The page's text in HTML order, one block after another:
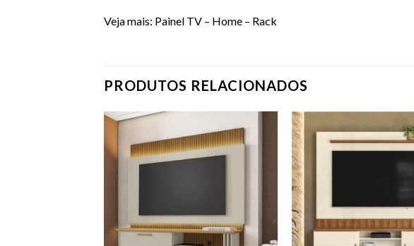
Veja mais: Painel TV – Home – Rack
PRODUTOS RELACIONADOS